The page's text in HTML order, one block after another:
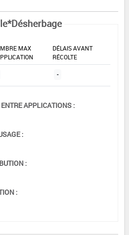
MAX
DÉLAIS AVANT
RÉCOLTE
-
APPLICATIONS :
:
:
: